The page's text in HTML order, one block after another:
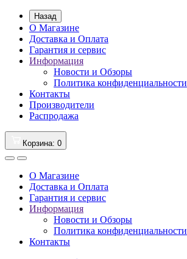
Назад
О Магазине
Доставка и Оплата
Гарантия и сервис
Информация
Новости и Обзоры
Политика конфиденциальности
Контакты
Производители
Распродажа
Корзина: 0
О Магазине
Доставка и Оплата
Гарантия и сервис
Информация
Новости и Обзоры
Политика конфиденциальности
Контакты